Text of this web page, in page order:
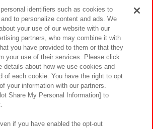
ペーン
サステナビリティ サイトポリシー
ー ウェブアクセシビリティ方針と検証結果
まとともに
ト対応方針 よくあるご質問・お問い合わせ
identifiers such as cookies to
to personalize content and ads. We
your use of our website with our
partners, who may combine it with
you have provided to them or that they
your use of their services. Please click
details about how we use cookies and
of each cookie. You have the right to opt
your information with our partners.
Share My Personal Information] to
if you have enabled the opt-out